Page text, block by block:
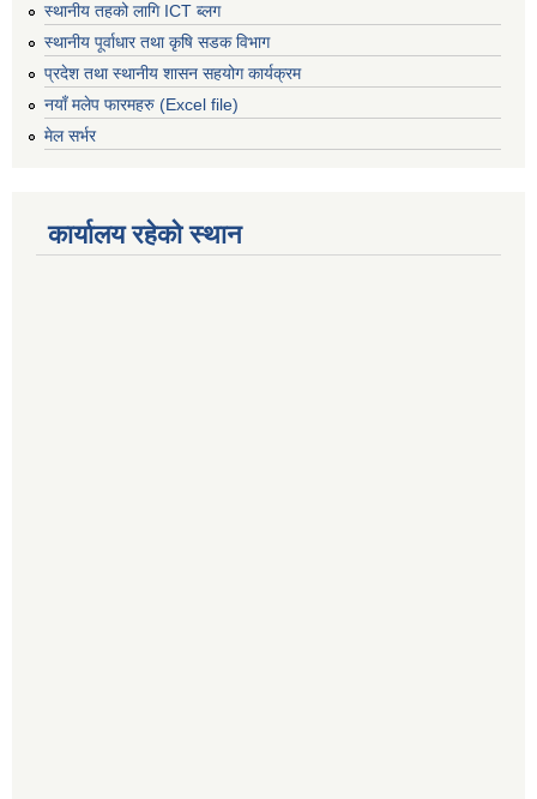
स्थानीय तहको लागि ICT ब्लग
स्थानीय पूर्वाधार तथा कृषि सडक विभाग
प्रदेश तथा स्थानीय शासन सहयोग कार्यक्रम
नयाँ मलेप फारमहरु (Excel file)
मेल सर्भर
कार्यालय रहेको स्थान